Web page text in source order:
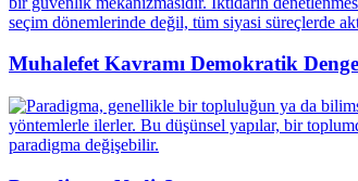
Muhalefet Kavramı Demokratik